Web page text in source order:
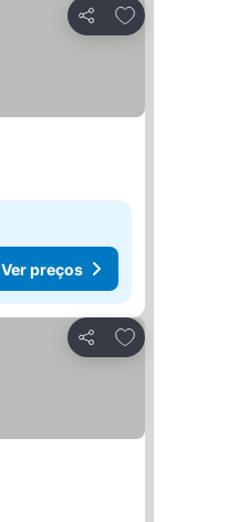
Partilhar
Adicionar
Ver preços
Partilhar
Adicionar